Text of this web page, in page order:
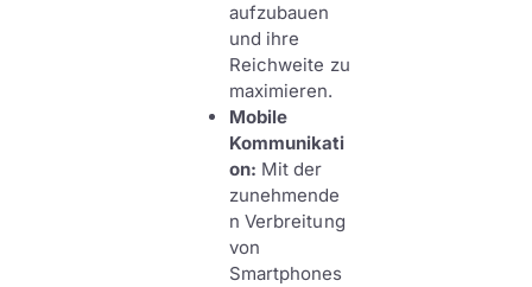
aufzubauen
und ihre
Reichweite zu
maximieren.
Mobile
Kommunikati
on: Mit der
zunehmende
n Verbreitung
von
Smartphones